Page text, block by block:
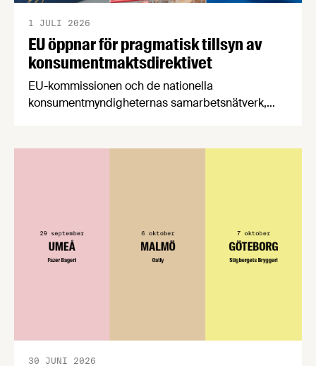
EU öppnar för pragmatisk tillsyn av
konsumentmaktsdirektivet
1 JULI 2026
EU-kommissionen och de nationella
konsumentmyndigheternas samarbetsnätverk,
konsumentmaktsdirektivet. Livsmedelsföretagen
30 JUNI 2026